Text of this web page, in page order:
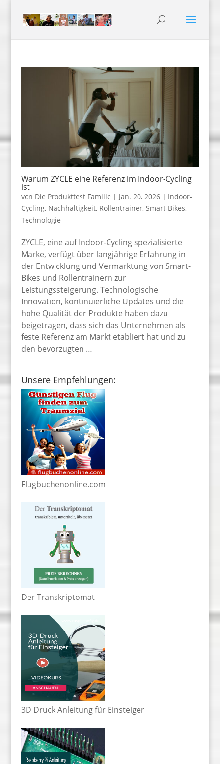
Warum ZYCLE eine Referenz im Indoor-Cycling
ist
von Die Produkttest Familie | Jan. 20, 2026| Indoor-
Cycling, Nachhaltigkeit, Rollentrainer, Smart-Bikes,
Technologie
ZYCLE, eine auf Indoor-Cycling spezialisierte
Marke, verfügt über langjährige Erfahrung in
der Entwicklung und Vermarktung von Smart-
Bikes und Rollentrainern zur
Leistungssteigerung. Technologische
Innovation, kontinuierliche Updates und die
hohe Qualität der Produkte haben dazu
beigetragen, dass sich das Unternehmen als
feste Referenz am Markt etabliert hat und zu
den bevorzugten …
Unsere Empfehlungen:
Flugbuchenonline.com
Der Transkriptomat
3D Druck Anleitung für Einsteiger